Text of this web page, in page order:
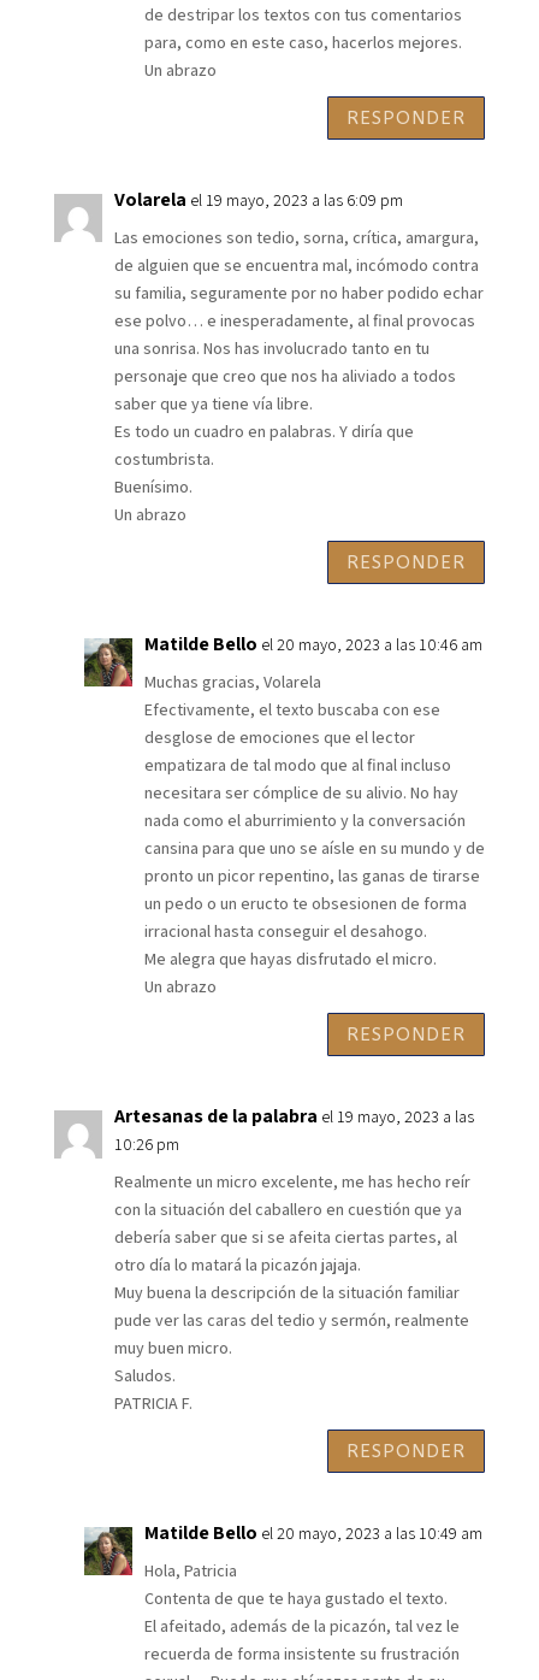
de destripar los textos con tus comentarios
para, como en este caso, hacerlos mejores.
Un abrazo
RESPONDER
Volarela el 19 mayo, 2023 a las 6:09 pm
Las emociones son tedio, sorna, crítica, amargura,
de alguien que se encuentra mal, incómodo contra
su familia, seguramente por no haber podido echar
ese polvo… e inesperadamente, al final provocas
una sonrisa. Nos has involucrado tanto en tu
personaje que creo que nos ha aliviado a todos
saber que ya tiene vía libre.
Es todo un cuadro en palabras. Y diría que
costumbrista.
Buenísimo.
Un abrazo
RESPONDER
Matilde Bello el 20 mayo, 2023 a las 10:46 am
Muchas gracias, Volarela
Efectivamente, el texto buscaba con ese
desglose de emociones que el lector
empatizara de tal modo que al final incluso
necesitara ser cómplice de su alivio. No hay
nada como el aburrimiento y la conversación
cansina para que uno se aísle en su mundo y de
pronto un picor repentino, las ganas de tirarse
un pedo o un eructo te obsesionen de forma
irracional hasta conseguir el desahogo.
Me alegra que hayas disfrutado el micro.
Un abrazo
RESPONDER
Artesanas de la palabra el 19 mayo, 2023 a las
10:26 pm
Realmente un micro excelente, me has hecho reír
con la situación del caballero en cuestión que ya
debería saber que si se afeita ciertas partes, al
otro día lo matará la picazón jajaja.
Muy buena la descripción de la situación familiar
pude ver las caras del tedio y sermón, realmente
muy buen micro.
Saludos.
PATRICIA F.
RESPONDER
Matilde Bello el 20 mayo, 2023 a las 10:49 am
Hola, Patricia
Contenta de que te haya gustado el texto.
El afeitado, además de la picazón, tal vez le
recuerda de forma insistente su frustración